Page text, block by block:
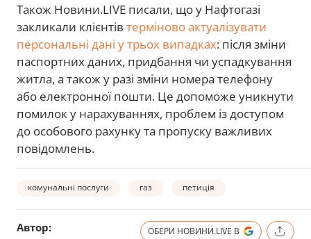
Також Новини.LIVE писали, що у Нафтогазі
закликали клієнтів терміново актуалізувати
персональні дані у трьох випадках: після зміни
паспортних даних, придбання чи успадкування
житла, а також у разі зміни номера телефону
або електронної пошти. Це допоможе уникнути
помилок у нарахуваннях, проблем із доступом
до особового рахунку та пропуску важливих
повідомлень.
комунальні послуги газ петиція
Автор: ОБЕРИ НОВИНИ.LIVE В